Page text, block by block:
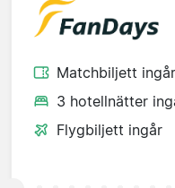
Matchbiljett ingår
3 hotellnätter
Flygbiljett ingår